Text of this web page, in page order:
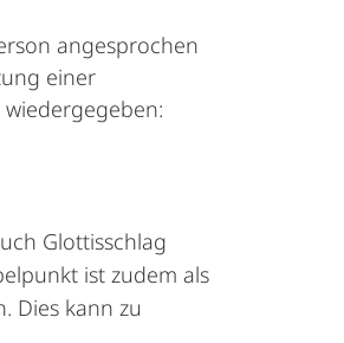
angesprochen
einer
Glottisschlag
ist zudem als
Dies kann zu